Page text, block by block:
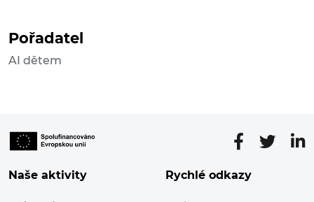
Pořadatel
AI dětem
Naše aktivity Rychlé odkazy